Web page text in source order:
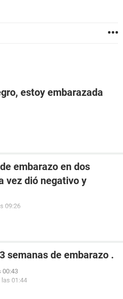
estoy embarazada
embarazo en dos
vez dió negativo y
09:26
semanas de embarazo .
00:43
las 01:44